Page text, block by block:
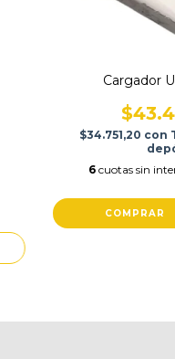
Cargador
$34.751,20 con
6 cuotas sin